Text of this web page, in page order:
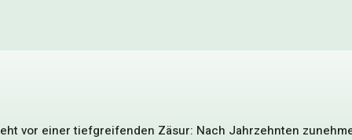
vor einer tiefgreifenden Zäsur: Nach Jahrzehnten